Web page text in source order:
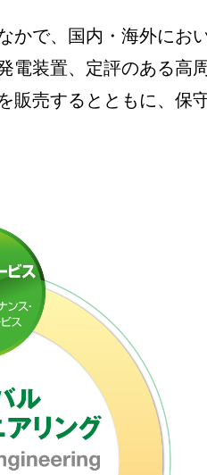
かで、国内・海外にお
電装置、定評のある
販売するとともに、